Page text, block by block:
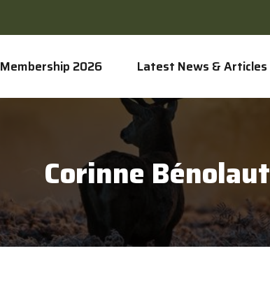
Membership 2026 Latest News & Articles
Corinne Bénolaut